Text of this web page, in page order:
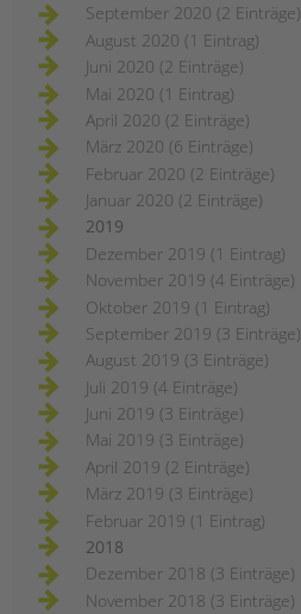
September 2020 (2 Einträge)
August 2020 (1 Eintrag)
Juni 2020 (2 Einträge)
Mai 2020 (1 Eintrag)
April 2020 (2 Einträge)
März 2020 (6 Einträge)
Februar 2020 (2 Einträge)
Januar 2020 (2 Einträge)
2019
Dezember 2019 (1 Eintrag)
November 2019 (4 Einträge)
Oktober 2019 (1 Eintrag)
September 2019 (3 Einträge)
August 2019 (3 Einträge)
Juli 2019 (4 Einträge)
Juni 2019 (3 Einträge)
Mai 2019 (3 Einträge)
April 2019 (2 Einträge)
März 2019 (3 Einträge)
Februar 2019 (1 Eintrag)
2018
Dezember 2018 (3 Einträge)
November 2018 (3 Einträge)